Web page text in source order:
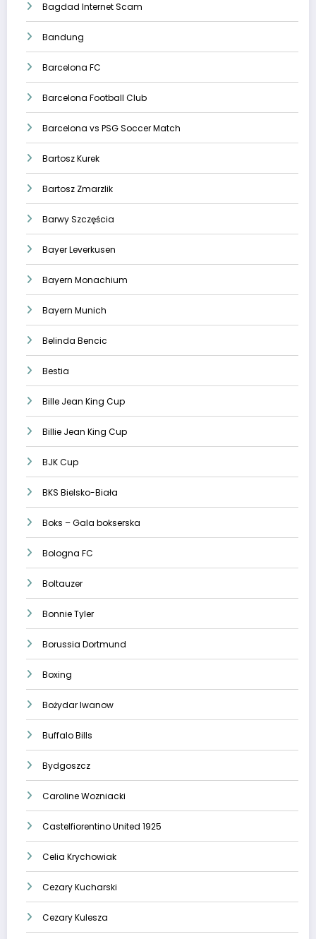
Bagdad Internet Scam
Bandung
Barcelona FC
Barcelona Football Club
Barcelona vs PSG Soccer Match
Bartosz Kurek
Bartosz Zmarzlik
Barwy Szczęścia
Bayer Leverkusen
Bayern Monachium
Bayern Munich
Belinda Bencic
Bestia
Bille Jean King Cup
Billie Jean King Cup
BJK Cup
BKS Bielsko-Biała
Boks – Gala bokserska
Bologna FC
Boltauzer
Bonnie Tyler
Borussia Dortmund
Boxing
Bożydar Iwanow
Buffalo Bills
Bydgoszcz
Caroline Wozniacki
Castelfiorentino United 1925
Celia Krychowiak
Cezary Kucharski
Cezary Kulesza